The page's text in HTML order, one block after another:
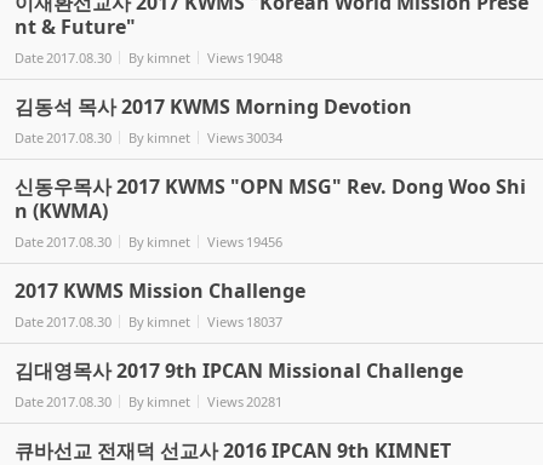
nt & Future"
Date 2017.08.30 By kimnet Views 19048
김동석 목사 2017 KWMS Morning Devotion
Date 2017.08.30 By kimnet Views 30034
신동우목사 2017 KWMS "OPN MSG" Rev. Dong Woo Shi
n (KWMA)
Date 2017.08.30 By kimnet Views 19456
2017 KWMS Mission Challenge
Date 2017.08.30 By kimnet Views 18037
김대영목사 2017 9th IPCAN Missional Challenge
Date 2017.08.30 By kimnet Views 20281
큐바선교 전재덕 선교사 2016 IPCAN 9th KIMNET